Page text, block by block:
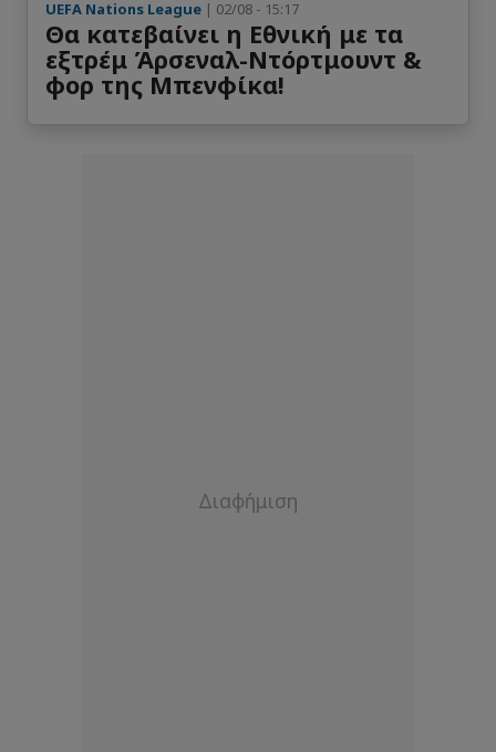
27'
Γκολ ( 1 : 1 )
Merchas Doski
UEFA Nations League | 02/08 - 15:17
Θα κατεβαίνει η Εθνική με τα
εξτρέμ Άρσεναλ-Ντόρτμουντ &
φορ της Μπενφίκα!